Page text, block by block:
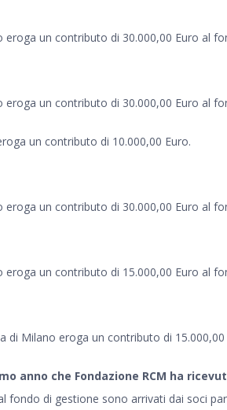
eroga un contributo di 30.000,00 Euro al
eroga un contributo di 30.000,00 Euro al
un contributo di 10.000,00 Euro.
eroga un contributo di 30.000,00 Euro al
eroga un contributo di 15.000,00 Euro al
di Milano eroga un contributo di
anno che Fondazione RCM ha
fondo di gestione sono arrivati dai soci